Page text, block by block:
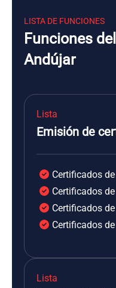
LISTA DE FUNCIONES
Funciones
Andújar
Lista
Emisión de
Certificados
Certificados
Certificados
Certificados
Lista